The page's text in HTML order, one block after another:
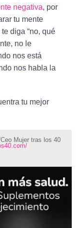
negativa, por
tu mente
diga “no, qué
no le
nos está
nos habla la
tu mejor
Mujer tras los 40